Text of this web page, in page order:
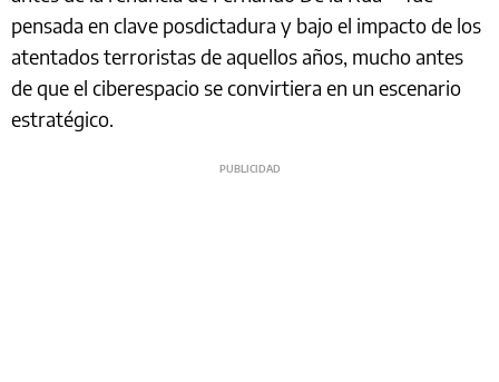
pensada en clave posdictadura y bajo el impacto de los
atentados terroristas de aquellos años, mucho antes
de que el ciberespacio se convirtiera en un escenario
estratégico.